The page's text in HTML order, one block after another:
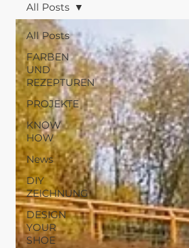
All Posts
FARBEN
UND
REZEPTUREN
PROJEKTE
KNOW
HOW
News
DIY
ZEICHNUNG
DESIGN
YOUR
SHOE
All Posts